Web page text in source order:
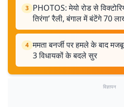
3 PHOTOS: मेयो रोड से
तिरंगा’ रैली, बंगाल में बंटेंगे 70
4 ममता बनर्जी पर हमले के बाद
3 विधायकों के बदले सुर
विज्ञापन